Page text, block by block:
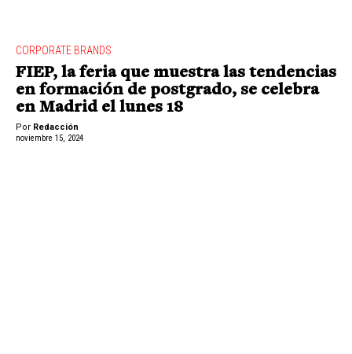
CORPORATE BRANDS
FIEP, la feria que muestra las tendencias
en formación de postgrado, se celebra
en Madrid el lunes 18
Por Redacción
noviembre 15, 2024